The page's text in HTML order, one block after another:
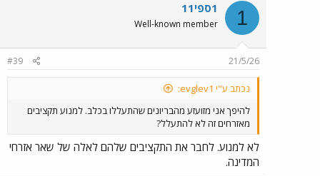
1 1ספי11
Well-known member
21/5/26
#39
נכתב ע"י evglev1:
להיפך אני מזועזע מהבריונים שהתעללו בכלב. למנוע תקציבים
מאזרחים זה לא להתעלל?
לא למנוע. לחבר את התקציבים שלהם לאלה של שאר אזרחי
המדינה.